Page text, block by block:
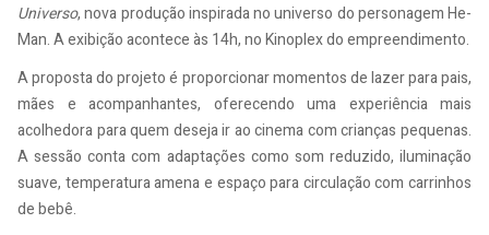
Universo, nova produção inspirada no universo do personagem He-
Man. A exibição acontece às 14h, no Kinoplex do empreendimento.
A proposta do projeto é proporcionar momentos de lazer para pais,
mães e acompanhantes, oferecendo uma experiência mais
acolhedora para quem deseja ir ao cinema com crianças pequenas.
A sessão conta com adaptações como som reduzido, iluminação
suave, temperatura amena e espaço para circulação com carrinhos
de bebê.